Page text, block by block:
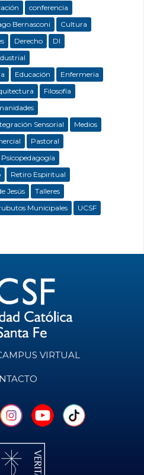
conferencia
Bernasconi
Cultura
Derecho
DI
Educación
Enfermeria
Filosofía
Sensorial
Medios
Pastoral
Psicopedagogía
Retiro Espiritual
Jesús
Talleres
Municipales UCSF
VIRTUAL